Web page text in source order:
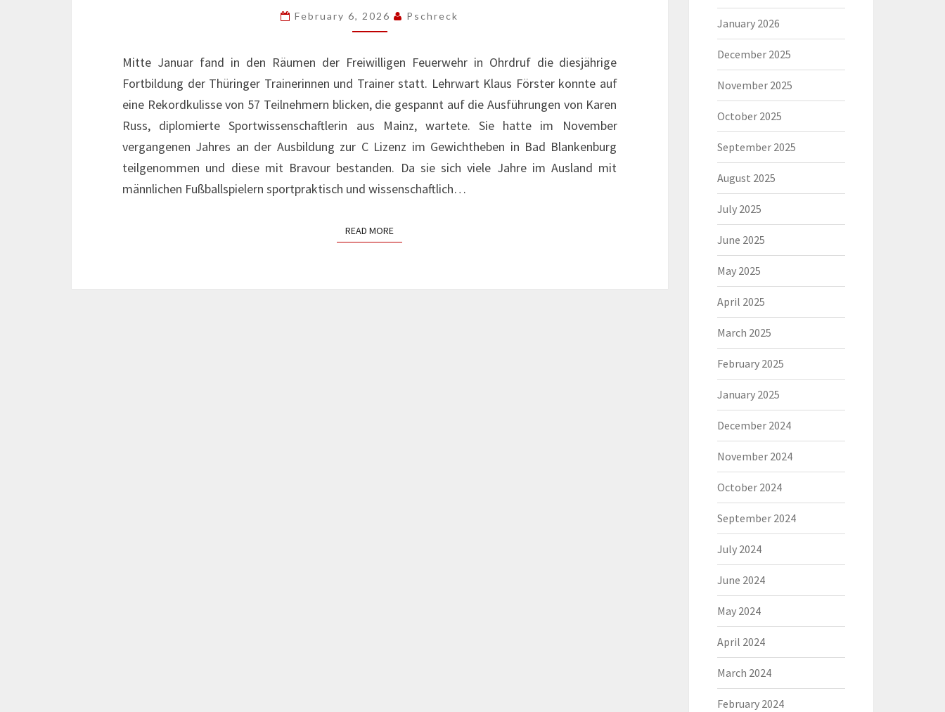
February 6, 2026 Pschreck
Mitte Januar fand in den Räumen der Freiwilligen Feuerwehr in Ohrdruf die diesjährige
Fortbildung der Thüringer Trainerinnen und Trainer statt. Lehrwart Klaus Förster konnte auf
eine Rekordkulisse von 57 Teilnehmern blicken, die gespannt auf die Ausführungen von Karen
Russ, diplomierte Sportwissenschaftlerin aus Mainz, wartete. Sie hatte im November
vergangenen Jahres an der Ausbildung zur C Lizenz im Gewichtheben in Bad Blankenburg
teilgenommen und diese mit Bravour bestanden. Da sie sich viele Jahre im Ausland mit
männlichen Fußballspielern sportpraktisch und wissenschaftlich…
READ MOREREAD MORE
January 2026
December 2025
November 2025
October 2025
September 2025
August 2025
July 2025
June 2025
May 2025
April 2025
March 2025
February 2025
January 2025
December 2024
November 2024
October 2024
September 2024
July 2024
June 2024
May 2024
April 2024
March 2024
February 2024